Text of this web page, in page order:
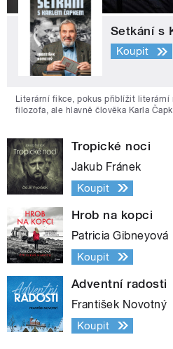
Setkání s
Koupit
Literární fikce, pokus přiblížit literární
filozofa, ale hlavně člověka Karla
Tropické noci
Jakub Fránek
Koupit
Hrob na kopci
Patricia Gibneyová
Koupit
Adventní radosti
František Novotný
Koupit